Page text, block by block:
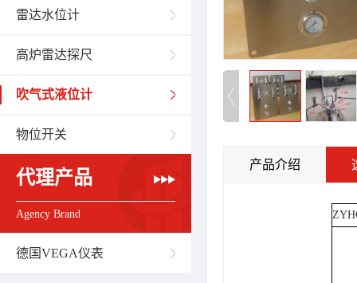
雷达水位计
高炉雷达探尺
吹气式液位计
物位开关
代理产品
Agency Brand
德国VEGA仪表
产品介绍